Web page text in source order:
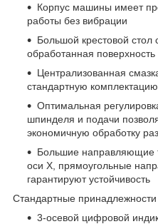
Корпус машины имеет
работы без вибрации
Большой крестовой стол
обработанная поверхность
Централизованная
стандартную комплектацию
Оптимальная
шпинделя и подачи
экономичную обработку
Большие направляющие
оси X, прямоугольные
гарантируют устойчивость
Стандартные принадлежности
3-осевой цифровой